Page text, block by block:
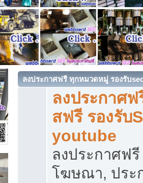
ลงประกาศฟรี ทุกหมวดหมู่ รองรับ
ลงประกาศ
สฟรี รองรับ
youtube
ลงประกาศฟ
โฆษณา, ประ